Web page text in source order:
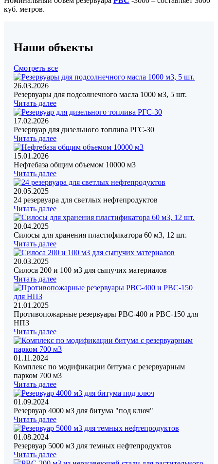
куб. метров.
Наши объекты
Смотреть все
26.03.2026
Резервуары для подсолнечного масла 1000 м3, 5 шт.
Читать далее
17.02.2026
Резервуар для дизельного топлива РГС-30
Читать далее
15.01.2026
Нефтебаза общим объемом 10000 м3
Читать далее
20.05.2025
24 резервуара для светлых нефтепродуктов
Читать далее
20.04.2025
Силосы для хранения пластификатора 60 м3, 12 шт.
Читать далее
20.03.2025
Силоса 200 и 100 м3 для сыпучих материалов
Читать далее
21.01.2025
Противопожарные резервуары РВС-400 и РВС-150 для
НПЗ
Читать далее
01.11.2024
Комплекс по модификации битума с резервуарным
парком 700 м3
Читать далее
01.09.2024
Резервуар 4000 м3 для битума "под ключ"
Читать далее
01.08.2024
Резервуар 5000 м3 для темных нефтепродуктов
Читать далее